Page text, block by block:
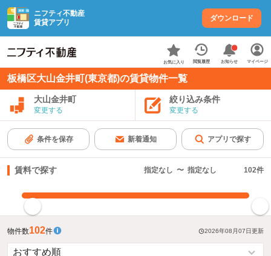
ニフティ不動産
賃貸アプリ
ダウンロード
お気に入り 閲覧履歴 お知らせ マイページ
板橋区大山金井町(東京都)の賃貸物件一覧
大山金井町
変更する
絞り込み条件
変更する
条件を保存 新着通知 アプリで探す
賃料で探す 指定なし 〜 指定なし 102件
物件数102件 2026年08月07日更新